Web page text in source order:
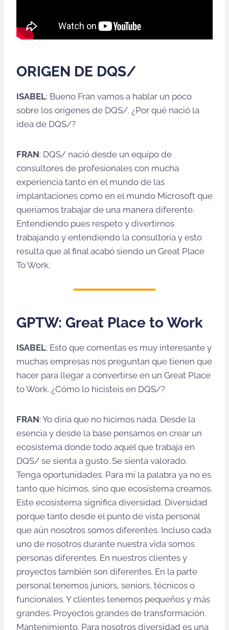
ORIGEN DE DQS/
ISABEL: Bueno Fran vamos a hablar un poco
sobre los orígenes de DQS/. ¿Por qué nació la
idea de DQS/?
FRAN: DQS/ nació desde un equipo de
consultores de profesionales con mucha
experiencia tanto en el mundo de las
implantaciones como en el mundo Microsoft que
queríamos trabajar de una manera diferente.
Entendiendo pues respeto y divertirnos
trabajando y entendiendo la consultoría y esto
resulta que al final acabó siendo un Great Place
To Work.
GPTW: Great Place to Work
ISABEL: Esto que comentas es muy interesante y
muchas empresas nos preguntan que tienen que
hacer para llegar a convertirse en un Great Place
to Work. ¿Cómo lo hicisteis en DQS/?
FRAN: Yo diría que no hicimos nada. Desde la
esencia y desde la base pensamos en crear un
ecosistema donde todo aquel que trabaja en
DQS/ se sienta a gusto. Se sienta valorado.
Tenga oportunidades. Para mí la palabra ya no es
tanto que hicimos, sino que ecosistema creamos.
Este ecosistema significa diversidad. Diversidad
porque tanto desde el punto de vista personal
que aún nosotros somos diferentes. Incluso cada
uno de nosotros durante nuestra vida somos
personas diferentes. En nuestros clientes y
proyectos también son diferentes. En la parte
personal tenemos juniors, seniors, técnicos o
funcionales. Y clientes tenemos pequeños y más
grandes. Proyectos grandes de transformación.
Mantenimiento. Para nosotros diversidad es una